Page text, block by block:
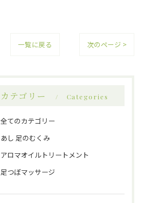
一覧に戻る 次のページ >
カテゴリー Categories
全てのカテゴリー
あし 足のむくみ
アロマオイルトリートメント
足つぼマッサージ